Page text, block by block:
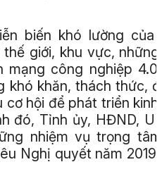
biến khó lường của
giới, khu vực,
mạng công nghiệp
khó khăn, thách thức,
cơ hội để phát triển
đó, Tỉnh ủy, HĐND,
nhiệm vụ trọng
Nghị quyết năm 2019